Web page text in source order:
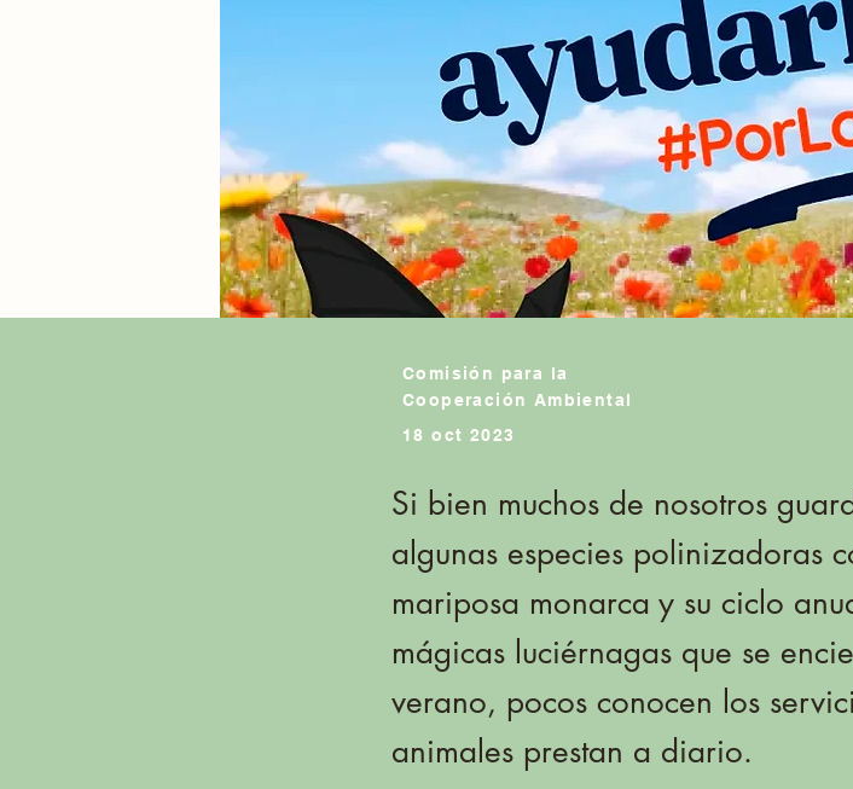
Comisión para la
Cooperación Ambiental
18 oct 2023
Si bien muchos de nosotros
algunas especies polinizadoras
mariposa monarca y su ciclo
mágicas luciérnagas que se
verano, pocos conocen los
animales prestan a diario.